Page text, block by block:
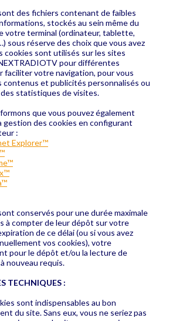
des fichiers contenant de faibles
stockés au sein même du
votre terminal (ordinateur, tablette,
sous réserve des choix que vous avez
cookies sont utilisés sur les sites
pour différentes
faciliter votre navigation, pour vous
contenus et publicités personnalisés ou
statistiques de visites.
que vous pouvez également
gestion des cookies en configurant
:
Explorer™
conservés pour une durée maximale
à compter de leur dépôt sur votre
de ce délai (ou si vous avez
vos cookies), votre
pour le dépôt et/ou la lecture de
nouveau requis.
sont indispensables au bon
du site. Sans eux, vous ne seriez pas